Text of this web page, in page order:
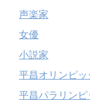
声楽家
女優
小説家
平昌オリンピッ
平昌パラリンピ